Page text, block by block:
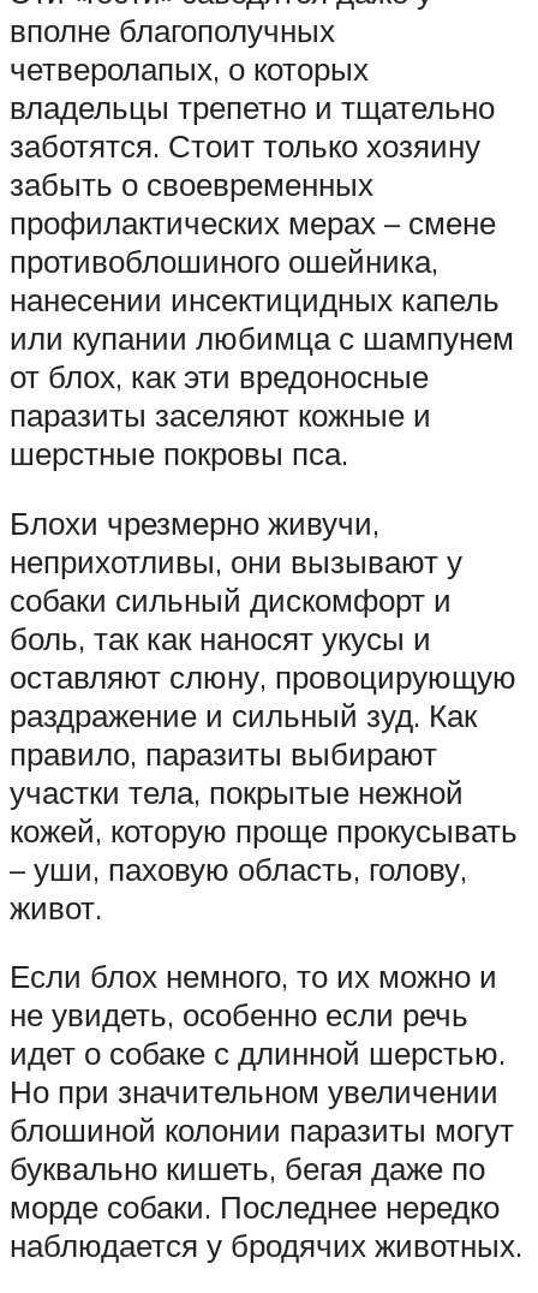
вполне благополучных
четверолапых, о которых
владельцы трепетно и тщательно
заботятся. Стоит только хозяину
забыть о своевременных
профилактических мерах – смене
противоблошиного ошейника,
нанесении инсектицидных капель
или купании любимца с шампунем
от блох, как эти вредоносные
паразиты заселяют кожные и
шерстные покровы пса.
Блохи чрезмерно живучи,
неприхотливы, они вызывают у
собаки сильный дискомфорт и
боль, так как наносят укусы и
оставляют слюну, провоцирующую
раздражение и сильный зуд. Как
правило, паразиты выбирают
участки тела, покрытые нежной
кожей, которую проще прокусывать
– уши, паховую область, голову,
живот.
Если блох немного, то их можно и
не увидеть, особенно если речь
идет о собаке с длинной шерстью.
Но при значительном увеличении
блошиной колонии паразиты могут
буквально кишеть, бегая даже по
морде собаки. Последнее нередко
наблюдается у бродячих животных.